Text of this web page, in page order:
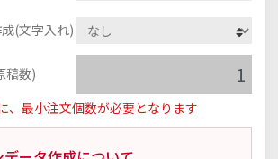
(文字入れ)
稿数)
、最小注文個数が必要となります